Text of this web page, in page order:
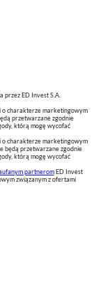
przez ED Invest S.A.
o charakterze marketingowym
przetwarzane zgodnie
którą mogę wycofać
o charakterze marketingowym
będą przetwarzane zgodnie
którą mogę wycofać
partneromED Invest
związanym z ofertami